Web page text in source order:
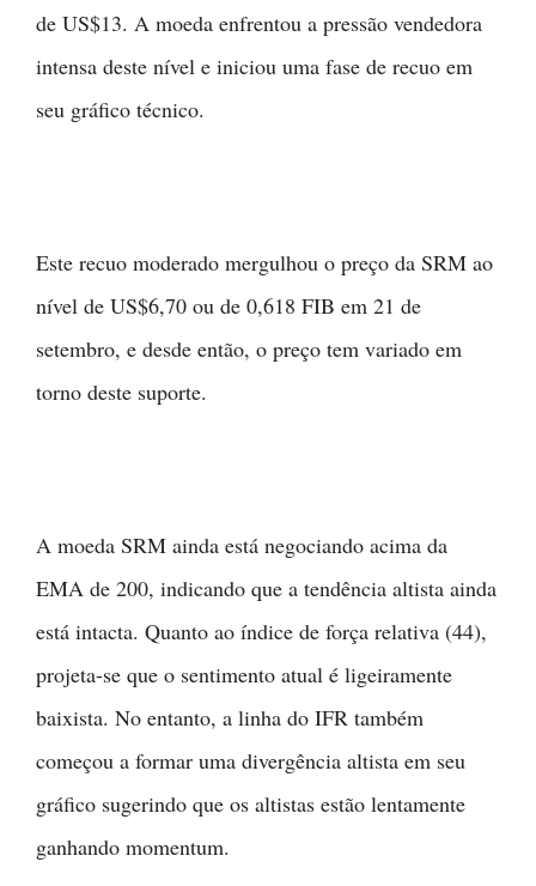
de US$13. A moeda enfrentou a pressão vendedora
intensa deste nível e iniciou uma fase de recuo em
seu gráfico técnico.
Este recuo moderado mergulhou o preço da SRM ao
nível de US$6,70 ou de 0,618 FIB em 21 de
setembro, e desde então, o preço tem variado em
torno deste suporte.
A moeda SRM ainda está negociando acima da
EMA de 200, indicando que a tendência altista ainda
está intacta. Quanto ao índice de força relativa (44),
projeta-se que o sentimento atual é ligeiramente
baixista. No entanto, a linha do IFR também
começou a formar uma divergência altista em seu
gráfico sugerindo que os altistas estão lentamente
ganhando momentum.